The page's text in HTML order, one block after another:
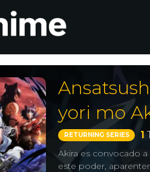
yori mo
RETURNING SERIES 1
Akira es convocado
este poder,